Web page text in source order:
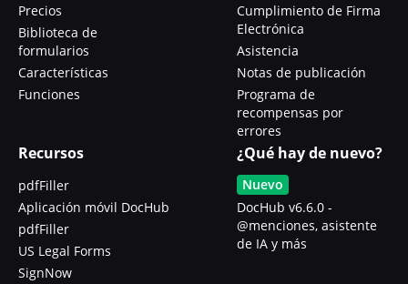
Precios
Biblioteca de
formularios
Características
Funciones
Cumplimiento de Firma
Electrónica
Asistencia
Notas de publicación
Programa de
recompensas por
errores
Recursos
pdfFiller
Aplicación móvil DocHub
pdfFiller
US Legal Forms
SignNow
¿Qué hay de nuevo?
Nuevo
DocHub v6.6.0 -
@menciones, asistente
de IA y más